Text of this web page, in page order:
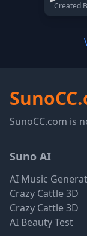
Created
SunoCC.com is
Suno AI
AI Music
Crazy Cattle 3D
Crazy Cattle 3D
AI Beauty Test